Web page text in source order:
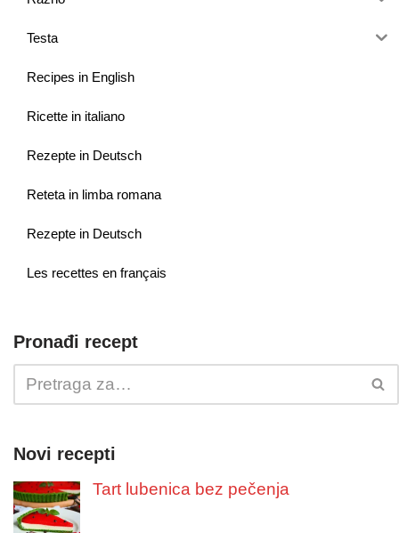
Testa
Recipes in English
Ricette in italiano
Rezepte in Deutsch
Reteta in limba romana
Rezepte in Deutsch
Les recettes en français
Pronađi recept
Novi recepti
Tart lubenica bez pečenja